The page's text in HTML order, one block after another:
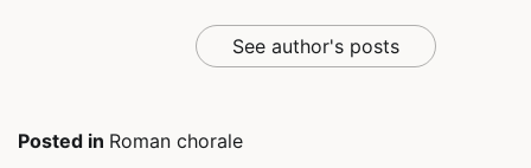
See author's posts
Posted in Roman chorale